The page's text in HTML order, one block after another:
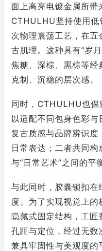
面上高亮电镀金属所带
CTHULHU坚持使用低
次物理震荡工艺，在五
古肌理。这种具有“岁
焦糖、深棕、黑棕等经
克制、沉稳的层次感。
同时，CTHULHU也保
以适配不同包身色彩
复古质感与品牌辨识度
日常表达；二者共同
与“日常艺术”之间的平
与此同时，胶囊锁扣
度。为了实现视觉上
隐藏式固定结构，工
孔距与定位，经过无
兼具牢固性与美观度的